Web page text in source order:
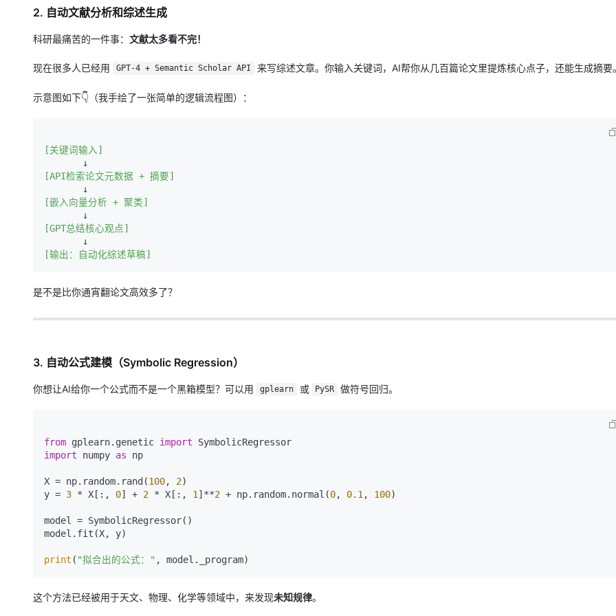
2. 自动文献分析和综述生成
科研最痛苦的一件事： 文献太多看不完！
现在很多人已经用 GPT-4 + Semantic Scholar API 来写综述文章。你输入关键词，AI帮你从几百篇论文里提炼核心点子，还能生成摘要
示意图如下👇（我手绘了一张简单的逻辑流程图）：
[关键词输入]
[API检索论文元数据 + 摘要]
[嵌入向量分析 + 聚类]
[GPT总结核心观点]
[输出：自动化综述草稿]
是不是比你通宵翻论文高效多了？
3. 自动公式建模（Symbolic Regression）
你想让AI给你一个公式而不是一个黑箱模型？可以用 gplearn 或 PySR 做符号回归。
from gplearn.genetic import
import numpy as np
X = np.random.rand(100, 2)
y = 3 * X[:, 0] + 2 * X[:, 1 ]**2 + np.random.normal(0, 0.1 , 100)
model = SymbolicRegressor()
model.fit(X, y)
print ( "拟合出的公式："
这个方法已经被用于天文、物理、化学等领域中，来发现未知规律。